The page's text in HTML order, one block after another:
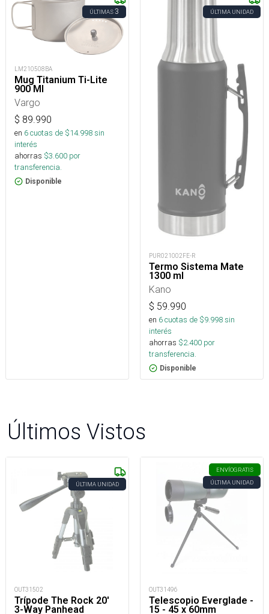
ÚLTIMAS3
LM210508BA
Mug Titanium Ti-Lite
900 Ml
Vargo
$ 89.990
en 6cuotas de $14.998sin
interés
ahorras $3.600 por
transferencia.
Disponible
ÚLTIMA UNIDAD
PUR021002FE-R
Termo Sistema Mate
1300 ml
Kano
$ 59.990
en 6cuotas de $9.998sin
interés
ahorras $2.400 por
transferencia.
Disponible
Últimos Vistos
ÚLTIMA UNIDAD
OUT31502
Trípode The Rock 20'
3-Way Panhead
ENVÍOGRATIS
ÚLTIMA UNIDAD
OUT31496
Telescopio Everglade -
15 - 45 x 60mm